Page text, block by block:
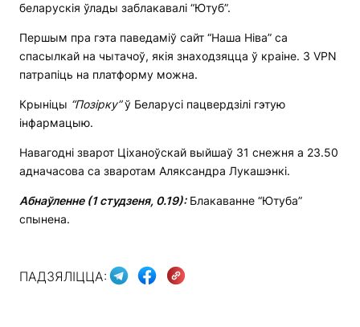
беларускія ўлады заблакавалі “Ютуб”.
Першым пра гэта паведаміў сайт “Наша Ніва” са
спасылкай на чытачоў, якія знаходзяцца ў краіне. З VPN
патрапіць на платформу можна.
Крыніцы “Позірку”ў Беларусі пацвердзілі гэтую
інфармацыю.
Навагодні зварот Ціханоўскай выйшаў 31 снежня а 23.50
адначасова са зваротам Аляксандра Лукашэнкі.
Абнаўленне (1 студзеня, 0.19):Блакаванне “Ютуба”
спынена.
ПАДЗЯЛІЦЦА: